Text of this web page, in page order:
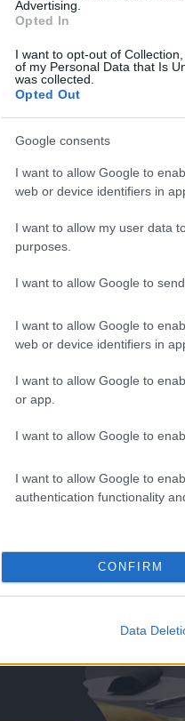
Advertising.
Opted In
I want to opt-out of
of my Personal Data that Is
was collected.
Opted Out
Google consents
I want to allow Google to
web or device identifiers in
I want to allow my user data
purposes.
I want to allow Google to
I want to allow Google to
web or device identifiers in
I want to allow Google to
or app.
I want to allow Google to
I want to allow Google to
authentication functionality
CONFIRM
Data